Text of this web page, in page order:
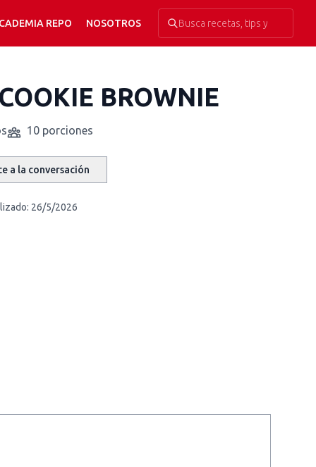
REPO NOSOTROS
BROWNIE
10 porciones
a la conversación
26/5/2026